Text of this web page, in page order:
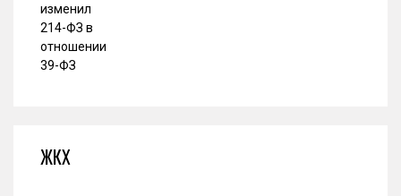
ЖКХ